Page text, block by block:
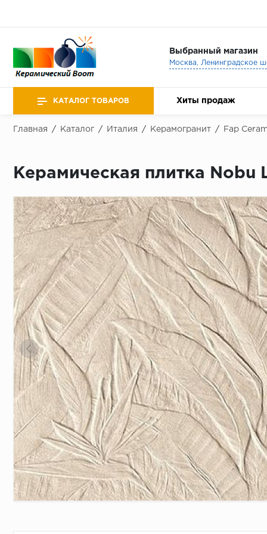
Выбранный магазин
КАТАЛОГ ТОВАРОВ Хиты продаж
Главная / Каталог / Италия / Керамогранит / Fap
Керамическая плитка Nobu